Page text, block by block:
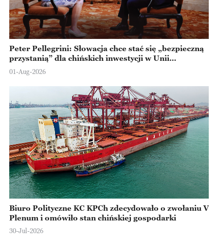
Peter Pellegrini: Słowacja chce stać się „bezpieczną
przystanią” dla chińskich inwestycji w Unii
Europejskiej
01-Aug-2026
Biuro Polityczne KC KPCh zdecydowało o zwołaniu V
Plenum i omówiło stan chińskiej gospodarki
30-Jul-2026